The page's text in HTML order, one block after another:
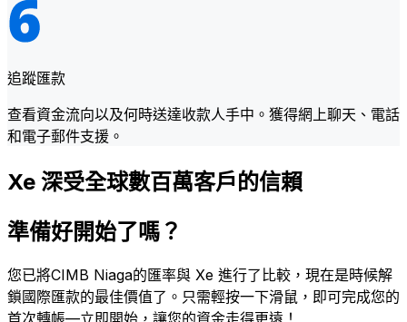
追蹤匯款
查看資金流向以及何時送達收款人手中。獲得網上聊天、電話
和電子郵件支援。
Xe 深受全球數百萬客戶的信賴
準備好開始了嗎？
您已將CIMB Niaga的匯率與 Xe 進行了比較，現在是時候解
鎖國際匯款的最佳價值了。只需輕按一下滑鼠，即可完成您的